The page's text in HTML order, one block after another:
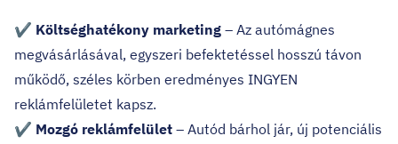
✔ Költséghatékony marketing – Az autómágnes
megvásárlásával, egyszeri befektetéssel hosszú távon
működő, széles körben eredményes INGYEN
reklámfelületet kapsz.
✔ Mozgó reklámfelület – Autód bárhol jár, új potenciális